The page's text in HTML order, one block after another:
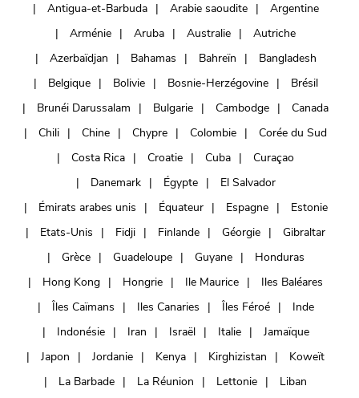
Antigua-et-Barbuda
Arabie saoudite
Argentine
Arménie
Aruba Australie
Autriche
Azerbaïdjan
Bahamas Bahreïn
Bangladesh
Belgique
Bolivie Bosnie-Herzégovine
Brésil
Brunéi Darussalam
Bulgarie Cambodge
Canada
Chili
Chine Chypre Colombie
Corée du Sud
Costa Rica
Croatie Cuba
Curaçao
Danemark
Égypte
El Salvador
Émirats arabes unis
Équateur Espagne
Estonie
Etats-Unis
Fidji Finlande Géorgie
Gibraltar
Grèce
Guadeloupe Guyane
Honduras
Hong Kong
Hongrie Ile Maurice
Iles Baléares
Îles Caïmans
Iles Canaries Îles Féroé
Inde
Indonésie
Iran Israël Italie
Jamaïque
Japon
Jordanie Kenya Kirghizistan
Koweït
La Barbade
La Réunion Lettonie
Liban